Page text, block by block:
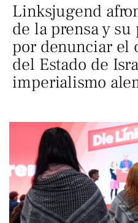
Linksjugend
de la prensa y
por denunciar el
del Estado de
imperialismo